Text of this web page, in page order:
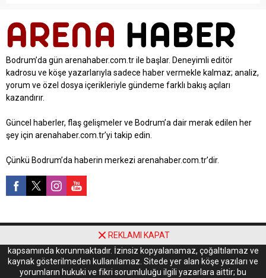
Bodrum’da gün arenahaber.com.tr ile başlar. Deneyimli editör
kadrosu ve köşe yazarlarıyla sadece haber vermekle kalmaz; analiz,
yorum ve özel dosya içerikleriyle gündeme farklı bakış açıları
kazandırır.
Güncel haberler, flaş gelişmeler ve Bodrum’a dair merak edilen her
şey için arenahaber.com.tr’yi takip edin.
Çünkü Bodrum’da haberin merkezi arenahaber.com.tr’dir.
Yayınlanan tüm içerikler 5846 sayılı Fikir ve Sanat Eserleri Kanunu
kapsamında korunmaktadır. İzinsiz kopyalanamaz, çoğaltılamaz ve
kaynak gösterilmeden kullanılamaz. Sitede yer alan köşe yazıları ve
yorumların hukuki ve fikri sorumluluğu ilgili yazarlara aittir; bu
REKLAMI KAPAT